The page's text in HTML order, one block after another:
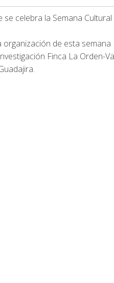
se celebra la Semana
de esta semana
Finca La Orden-